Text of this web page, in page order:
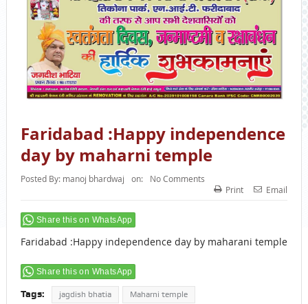
Faridabad :Happy independence
day by maharni temple
Posted By: manoj bhardwaj on:
No Comments
Print
Email
Share this on WhatsApp
Faridabad :Happy independence day by maharani temple
Share this on WhatsApp
Tags: jagdish bhatia Maharni temple